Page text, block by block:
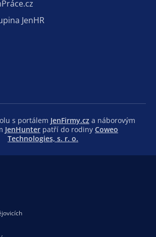
JenHR
s portálem JenFirmy.cz a náborovým
JenHunter patří do rodiny Coweo
Technologies, s. r. o.